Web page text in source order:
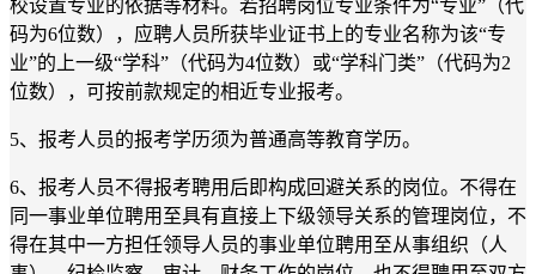
校设置专业的依据等材料。若招聘岗位专业条件为“专业”（代
码为6位数），应聘人员所获毕业证书上的专业名称为该“专
业”的上一级“学科”（代码为4位数）或“学科门类”（代码为2
位数），可按前款规定的相近专业报考。
5、报考人员的报考学历须为普通高等教育学历。
6、报考人员不得报考聘用后即构成回避关系的岗位。不得在
同一事业单位聘用至具有直接上下级领导关系的管理岗位，不
得在其中一方担任领导人员的事业单位聘用至从事组织（人